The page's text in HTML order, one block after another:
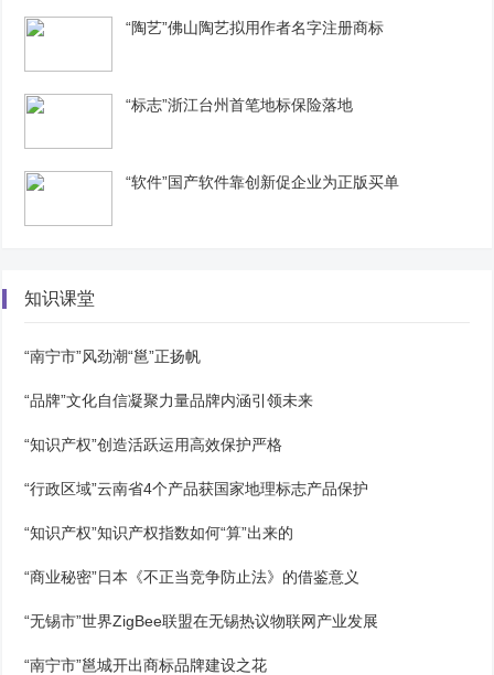
“陶艺”佛山陶艺拟用作者名字注册商标
“标志”浙江台州首笔地标保险落地
“软件”国产软件靠创新促企业为正版买单
知识课堂
“南宁市”风劲潮“邕”正扬帆
“品牌”文化自信凝聚力量品牌内涵引领未来
“知识产权”创造活跃运用高效保护严格
“行政区域”云南省4个产品获国家地理标志产品保护
“知识产权”知识产权指数如何“算”出来的
“商业秘密”日本《不正当竞争防止法》的借鉴意义
“无锡市”世界ZigBee联盟在无锡热议物联网产业发展
“南宁市”邕城开出商标品牌建设之花